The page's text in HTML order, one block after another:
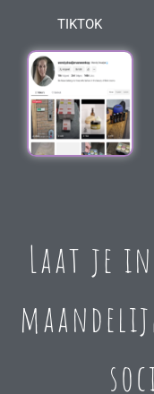
TIKTOK
Laat je